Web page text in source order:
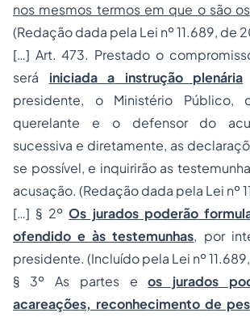
nos mesmos termos em que o são
(Redação dada pela Lei nº 11.689, de
[…] Art. 473. Prestado o
será iniciada a instrução plenária
presidente, o Ministério Público,
querelante e o defensor do
sucessiva e diretamente, as
se possível, e inquirirão as
acusação. (Redação dada pela Lei nº
[…] § 2ºOs jurados poderão
ofendido e às testemunhas, por
presidente. (Incluído pela Lei nº
§ 3º As partes eos jurados
acareações, reconhecimento de